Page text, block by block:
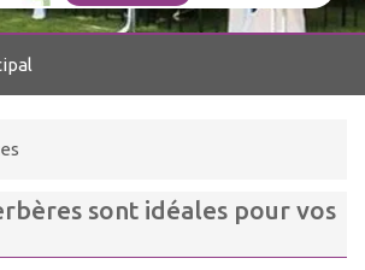
sont idéales pour vos